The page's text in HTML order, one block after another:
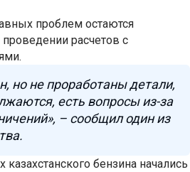
проблем остаются
расчетов с
но не проработаны детали,
есть вопросы из-за
– сообщил один из
казахстанского бензина начались